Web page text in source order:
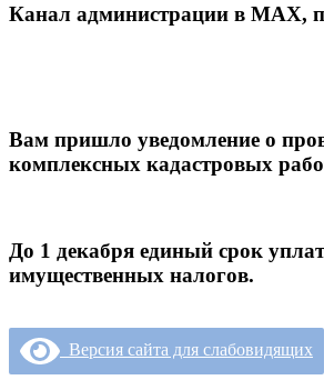
Канал администрации в МАХ,
Вам пришло уведомление о
комплексных кадастровых
До 1 декабря единый срок
имущественных налогов.
Версия сайта для слабовидящих